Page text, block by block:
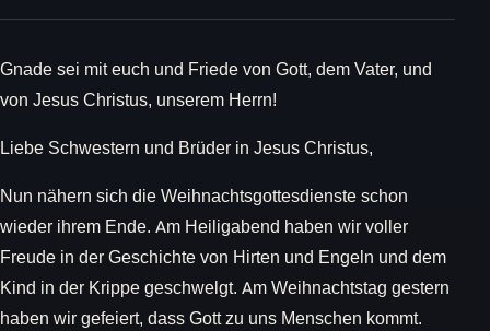
Gnade sei mit euch und Friede von Gott, dem Vater, und
von Jesus Christus, unserem Herrn!
Liebe Schwestern und Brüder in Jesus Christus,
Nun nähern sich die Weihnachtsgottesdienste schon
wieder ihrem Ende. Am Heiligabend haben wir voller
Freude in der Geschichte von Hirten und Engeln und dem
Kind in der Krippe geschwelgt. Am Weihnachtstag gestern
haben wir gefeiert, dass Gott zu uns Menschen kommt.